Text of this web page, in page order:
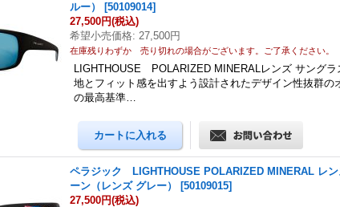
ルー）
[50109014]
27,500円(税込)
希望小売価格: 27,500円
在庫残りわずか 売り切れの場合がございます。ご了承ください。
LIGHTHOUSE POLARIZED MINERALレンズ サングラ
地とフィット感を出すよう設計されたデザイン性抜群の
の最高基準…
ペラジック LIGHTHOUSE POLARIZED MINERAL レン
ーン（レンズ グレー）
[50109015]
27,500円(税込)